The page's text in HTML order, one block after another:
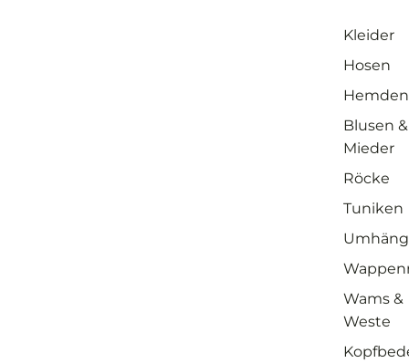
Kleider
Hosen
Hemden
Blusen &
Mieder
Röcke
Tuniken
Wams &
Weste